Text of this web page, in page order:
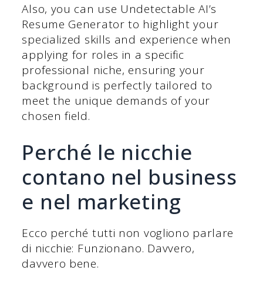
Also, you can use Undetectable AI’s
Resume Generator to highlight your
specialized skills and experience when
applying for roles in a specific
professional niche, ensuring your
background is perfectly tailored to
meet the unique demands of your
chosen field.
Perché le nicchie
contano nel business
e nel marketing
Ecco perché tutti non vogliono parlare
di nicchie: Funzionano. Davvero,
davvero bene.